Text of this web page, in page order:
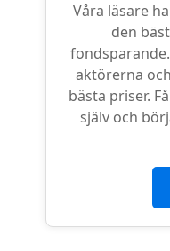
Våra läsare
den
aktörerna
bästa priser.
själv och